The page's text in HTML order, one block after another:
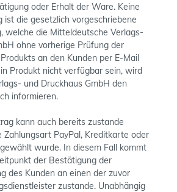
oder Erhalt der Ware. Keine
ist die gesetzlich vorgeschriebene
welche die Mitteldeutsche Verlags-
ohne vorherige Prüfung der
an den Kunden per E-Mail
Produkt nicht verfügbar sein, wird
und Druckhaus GmbH den
informieren.
kann auch bereits zustande
Zahlungsart PayPal, Kreditkarte oder
wurde. In diesem Fall kommt
der Bestätigung der
des Kunden an einen der zuvor
zustande. Unabhängig